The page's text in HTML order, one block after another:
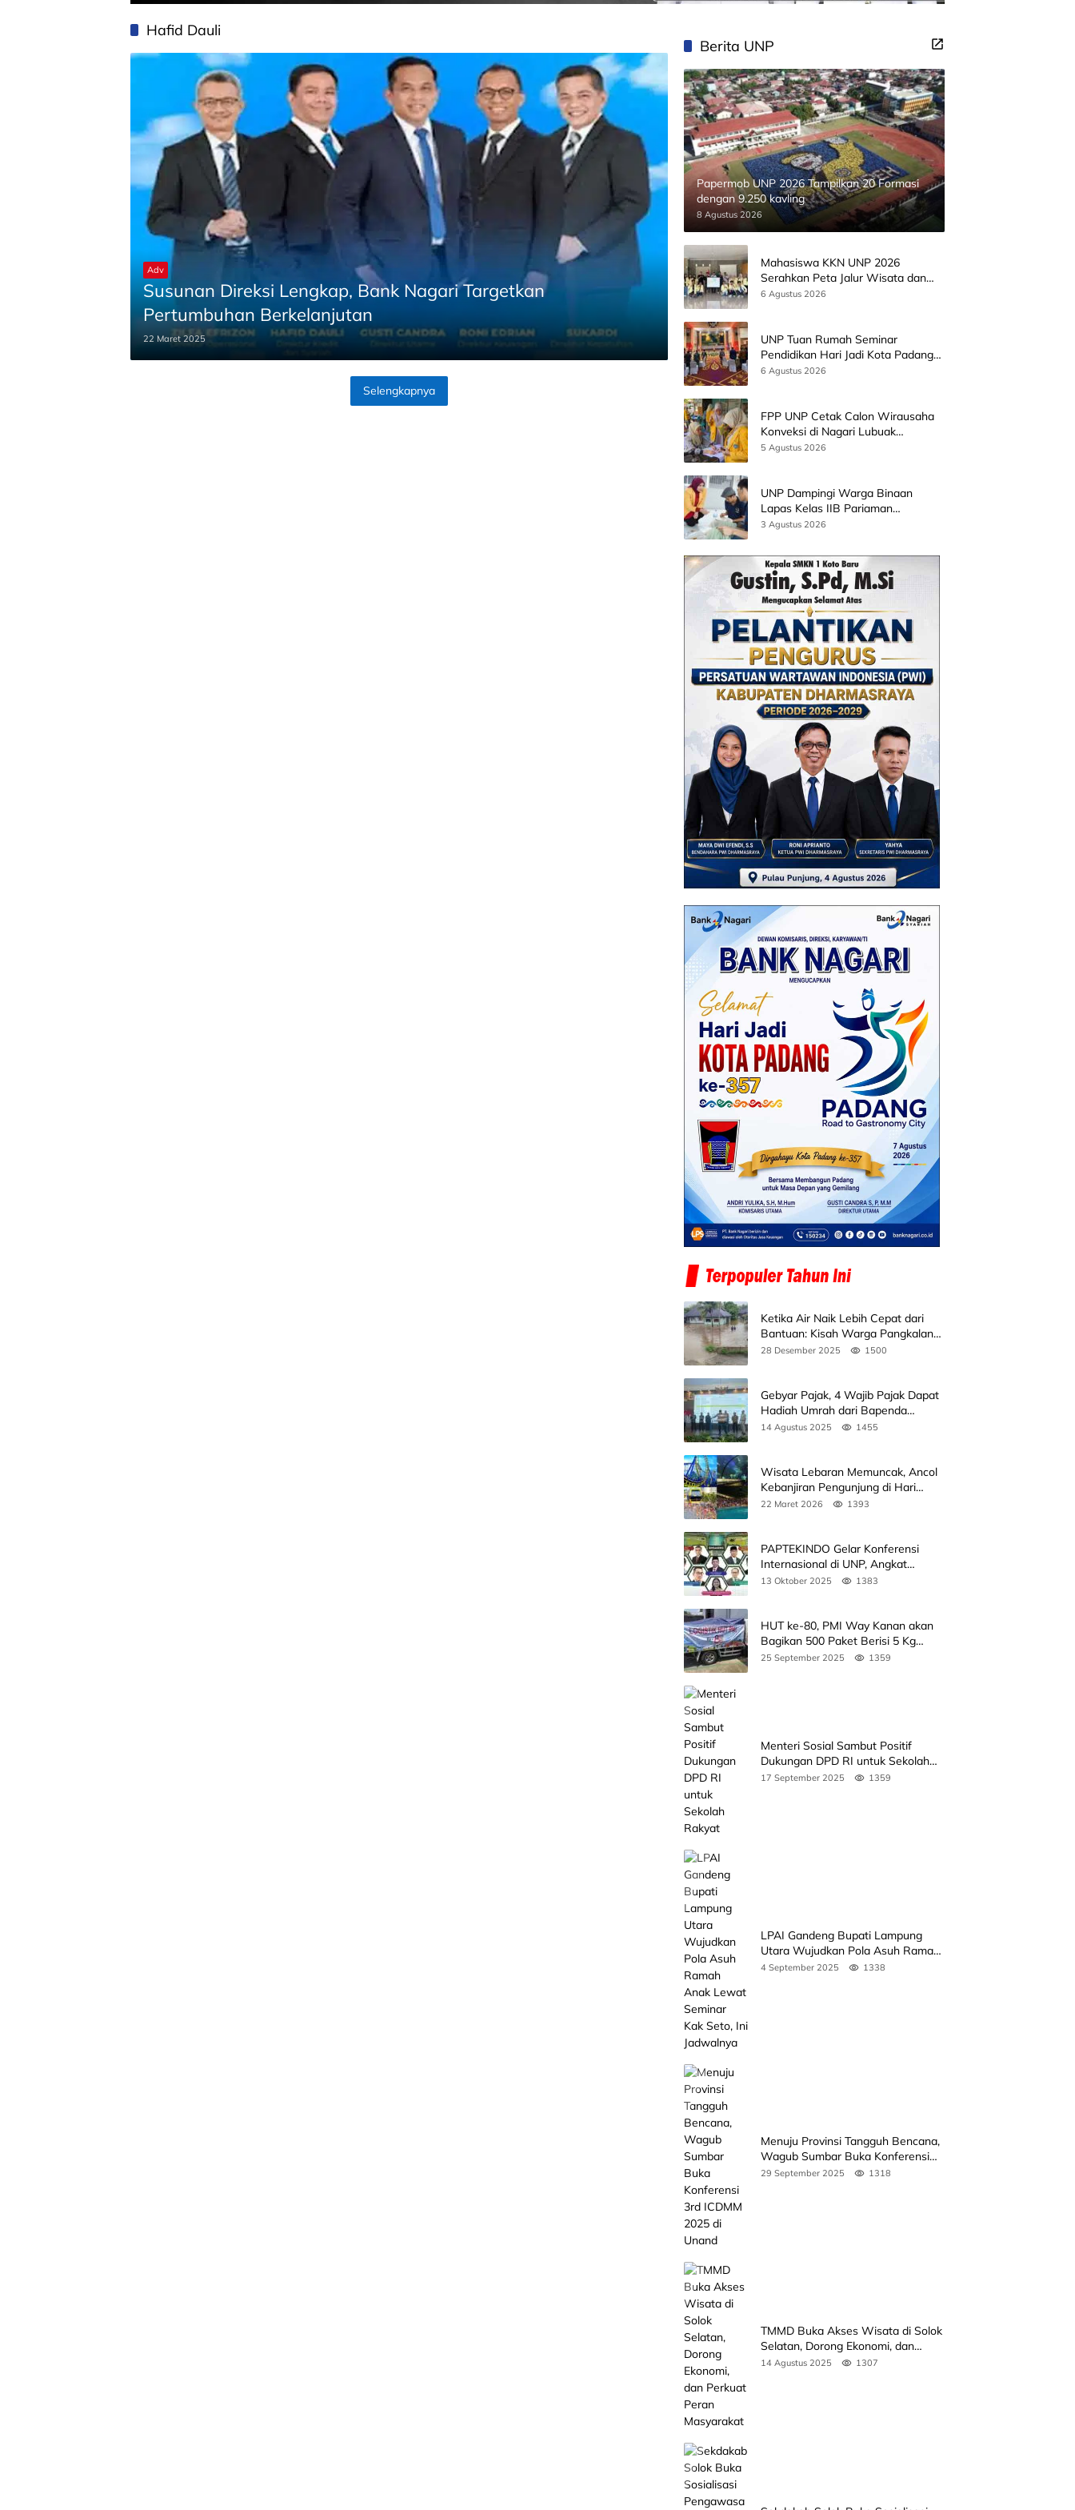
Hafid Dauli
Adv
Susunan Direksi Lengkap, Bank Nagari Targetkan
Pertumbuhan Berkelanjutan
22 Maret 2025
Selengkapnya
Berita UNP
Papermob UNP 2026 Tampilkan 20 Formasi
dengan 9.250 kavling
8 Agustus 2026
Mahasiswa KKN UNP 2026
Serahkan Peta Jalur Wisata dan
Peta Administrasi Nagari
6 Agustus 2026
UNP Tuan Rumah Seminar
Pendidikan Hari Jadi Kota Padang
Bersama Wamen Diktisainstek dan
6 Agustus 2026
FPP UNP Cetak Calon Wirausaha
Konveksi di Nagari Lubuak
Batingkok Limapuluh Kota
5 Agustus 2026
UNP Dampingi Warga Binaan
Lapas Kelas IIB Pariaman
Kembangkan Produk Kreatif
3 Agustus 2026
Ketika Air Naik Lebih Cepat dari
Bantuan: Kisah Warga Pangkalan
Koto Baru Bertahan di Tengah
28 Desember 2025 1500
Gebyar Pajak, 4 Wajib Pajak Dapat
Hadiah Umrah dari Bapenda
Sumbar
14 Agustus 2025 1455
Wisata Lebaran Memuncak, Ancol
Kebanjiran Pengunjung di Hari
Kedua
22 Maret 2026 1393
PAPTEKINDO Gelar Konferensi
Internasional di UNP, Angkat
Kolaborasi Pendidikan Vokasi,
13 Oktober 2025 1383
HUT ke-80, PMI Way Kanan akan
Bagikan 500 Paket Berisi 5 Kg
Beras
25 September 2025 1359
Menteri Sosial Sambut Positif
Dukungan DPD RI untuk Sekolah
Rakyat
17 September 2025 1359
LPAI Gandeng Bupati Lampung
Utara Wujudkan Pola Asuh Ramah
Anak Lewat Seminar Kak Seto, Ini
4 September 2025 1338
Menuju Provinsi Tangguh Bencana,
Wagub Sumbar Buka Konferensi
3rd ICDMM 2025 di Unand
29 September 2025 1318
TMMD Buka Akses Wisata di Solok
Selatan, Dorong Ekonomi, dan
Perkuat Peran Masyarakat
14 Agustus 2025 1307